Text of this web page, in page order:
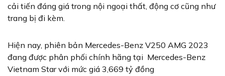
cải tiến đáng giá trong nội ngoại thất, động cơ cũng như
trang bị đi kèm.
Hiện nay, phiên bản Mercedes-Benz V250 AMG 2023
đang được phân phối chính hãng tại Mercedes-Benz
Vietnam Star với mức giá 3,669 tỷ đồng